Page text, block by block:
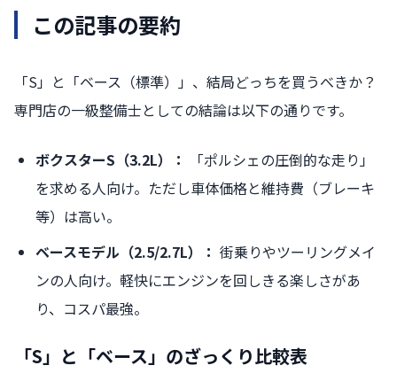
この記事の要約
「S」と「ベース（標準）」、結局どっちを買うべきか？
専門店の一級整備士としての結論は以下の通りです。
ボクスターS（3.2L）：
「ポルシェの圧倒的な走り」
を求める人向け。ただし車体価格と維持費（ブレーキ
等）は高い。
ベースモデル（2.5/2.7L）： 街乗りやツーリングメイ
ンの人向け。軽快にエンジンを回しきる楽しさがあ
り、コスパ最強。
「S」と「ベース」のざっくり比較表